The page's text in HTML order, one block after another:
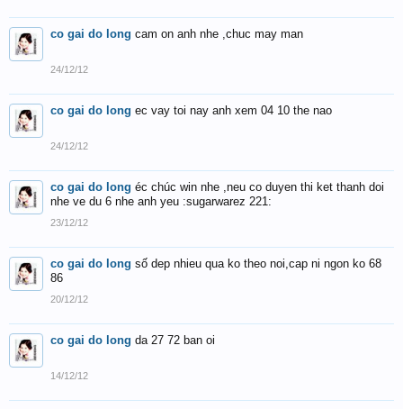
co gai do long cam on anh nhe ,chuc may man
24/12/12
co gai do long ec vay toi nay anh xem 04 10 the nao
24/12/12
co gai do long éc chúc win nhe ,neu co duyen thi ket thanh doi
nhe ve du 6 nhe anh yeu :sugarwarez 221:
23/12/12
co gai do long số dep nhieu qua ko theo noi,cap ni ngon ko 68
86
20/12/12
co gai do long da 27 72 ban oi
14/12/12